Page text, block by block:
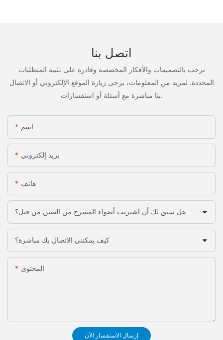
اتصل بنا
نرحب بالتصميمات والأفكار المخصصة وقادرة على تلبية المتطلبات
المحددة. لمزيد من المعلومات، يرجى زيارة الموقع الإلكتروني أو الاتصال
بنا مباشرة مع أسئلة أو استفسارات.
اسم
بريد إلكتروني
هاتف
هل سبق لك أن اشتريت أضواء المسرح من الصين من قبل؟
كيف يمكنني الاتصال بك مباشرة؟
المحتوى
إرسال الاستفسار الآن